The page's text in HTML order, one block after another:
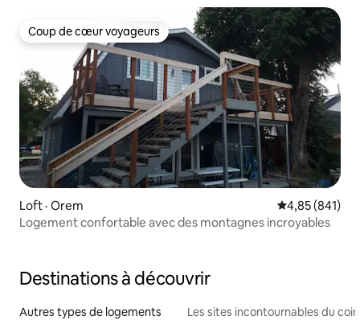
Coup de cœur voyageurs
Coup de cœur voyageurs
Loft · Orem Note
4,85 (841)
Logement confortable avec des montagnes incroyables
Destinations à découvrir
Autres types de logements Les sites incontournables du coin